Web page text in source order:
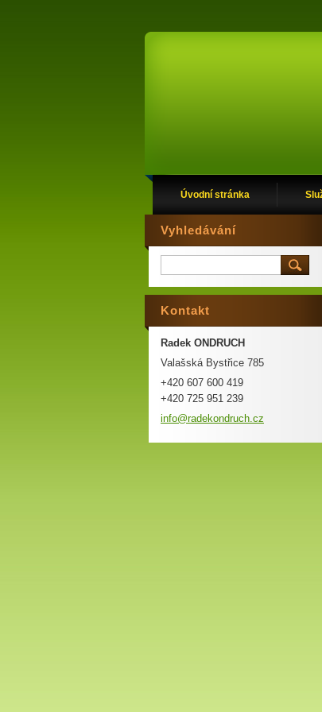
Úvodní stránka
Vyhledávání
Kontakt
Radek ONDRUCH
Valašská Bystřice 785
+420 607 600 419
+420 725 951 239
info@radekondruc h.cz